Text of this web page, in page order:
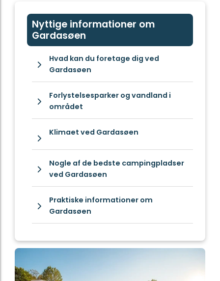
Nyttige informationer om
Gardasøen
Hvad kan du foretage dig ved
Gardasøen
Forlystelsesparker og vandland i
området
Klimaet ved Gardasøen
Nogle af de bedste campingpladser
ved Gardasøen
Praktiske informationer om
Gardasøen